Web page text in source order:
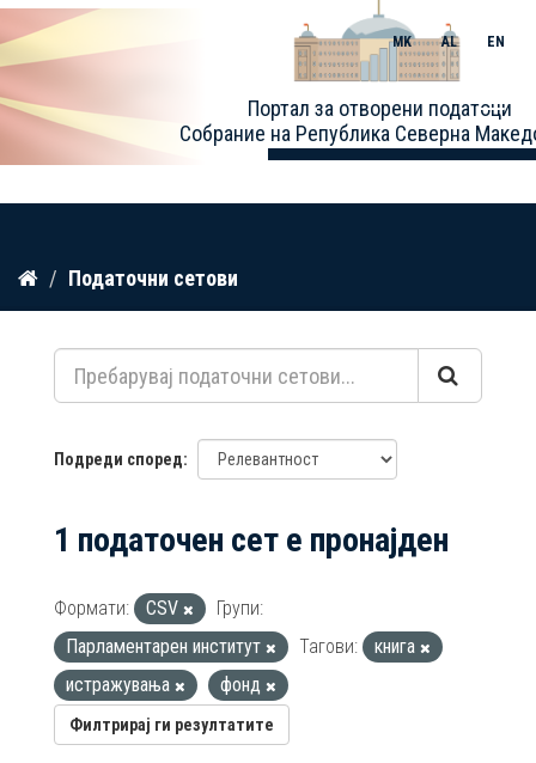
Прескокнете
содржина
Портал за отворени податоци
Собрание на Република Северна
MK AL EN
Toggle
Податочни сетови
Подреди според
1 податочен сет е пронајден
Формати: CSV
Групи:
Парламентарен институт
Тагови:
книга
истражувања
фонд
Филтрирај ги резултатите